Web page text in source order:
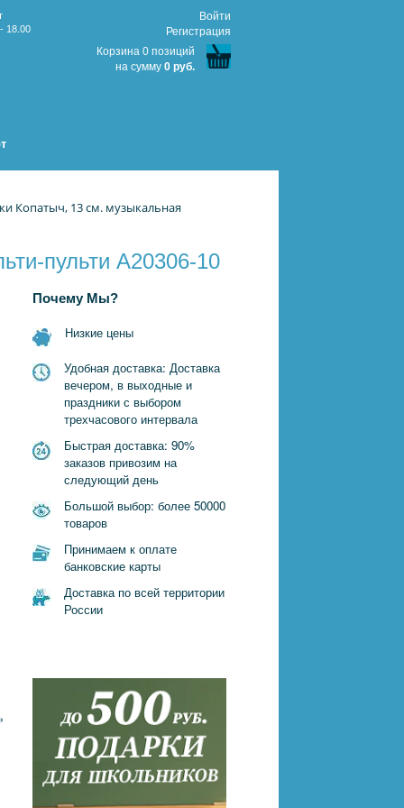
18.00
Войти
Регистрация
Корзина 0 позиций
на сумму 0 руб.
Копатыч, 13 см. музыкальная
пульти A20306-10
Почему Мы?
Низкие цены
Удобная доставка: Доставка
вечером, в выходные и
праздники с выбором
трехчасового интервала
Быстрая доставка: 90%
заказов привозим на
следующий день
Большой выбор: более 50000
товаров
Принимаем к оплате
банковские карты
Доставка по всей территории
России